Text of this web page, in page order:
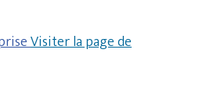
Visiter la page de